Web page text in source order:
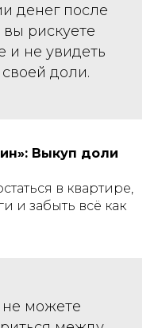
денег после
рискуете
и не увидеть
доли.
Выкуп доли
в квартире,
и забыть всё как
можете